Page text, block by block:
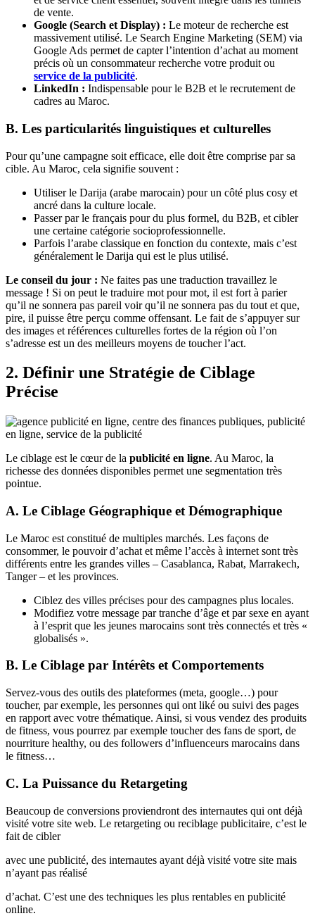
de vente.
Google (Search et Display) : Le moteur de recherche est
massivement utilisé. Le Search Engine Marketing (SEM) via
Google Ads permet de capter l’intention d’achat au moment
précis où un consommateur recherche votre produit ou
service de la publicité.
LinkedIn : Indispensable pour le B2B et le recrutement de
cadres au Maroc.
B. Les particularités linguistiques et culturelles
Pour qu’une campagne soit efficace, elle doit être comprise par sa
cible. Au Maroc, cela signifie souvent :
Utiliser le Darija (arabe marocain) pour un côté plus cosy et
ancré dans la culture locale.
Passer par le français pour du plus formel, du B2B, et cibler
une certaine catégorie socioprofessionnelle.
Parfois l’arabe classique en fonction du contexte, mais c’est
généralement le Darija qui est le plus utilisé.
Le conseil du jour : Ne faites pas une traduction travaillez le
message ! Si on peut le traduire mot pour mot, il est fort à parier
qu’il ne sonnera pas pareil voir qu’il ne sonnera pas du tout et que,
pire, il puisse être perçu comme offensant. Le fait de s’appuyer sur
des images et références culturelles fortes de la région où l’on
s’adresse est un des meilleurs moyens de toucher l’act.
2. Définir une Stratégie de Ciblage
Précise
Le ciblage est le cœur de la publicité en ligne. Au Maroc, la
richesse des données disponibles permet une segmentation très
pointue.
A. Le Ciblage Géographique et Démographique
Le Maroc est constitué de multiples marchés. Les façons de
consommer, le pouvoir d’achat et même l’accès à internet sont très
différents entre les grandes villes – Casablanca, Rabat, Marrakech,
Tanger – et les provinces.
Ciblez des villes précises pour des campagnes plus locales.
Modifiez votre message par tranche d’âge et par sexe en ayant
à l’esprit que les jeunes marocains sont très connectés et très «
globalisés ».
B. Le Ciblage par Intérêts et Comportements
Servez-vous des outils des plateformes (meta, google…) pour
toucher, par exemple, les personnes qui ont liké ou suivi des pages
en rapport avec votre thématique. Ainsi, si vous vendez des produits
de fitness, vous pourrez par exemple toucher des fans de sport, de
nourriture healthy, ou des followers d’influenceurs marocains dans
le fitness…
C. La Puissance du Retargeting
Beaucoup de conversions proviendront des internautes qui ont déjà
visité votre site web. Le retargeting ou reciblage publicitaire, c’est le
fait de cibler
avec une publicité, des internautes ayant déjà visité votre site mais
n’ayant pas réalisé
d’achat. C’est une des techniques les plus rentables en publicité
online.